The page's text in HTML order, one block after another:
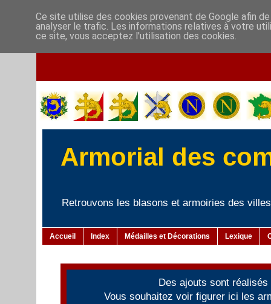
Armorial des
Retrouvons les blasons et armoiries des
Accueil Index Médailles et Décorations Lexique
Des ajouts sont
Vous souhaitez voir figurer ici les
Ce site utilise des cookies provenant de Google afin
analyser le trafic. Les informations relatives à votre
ce site, vous acceptez l'utilisation des cookies.